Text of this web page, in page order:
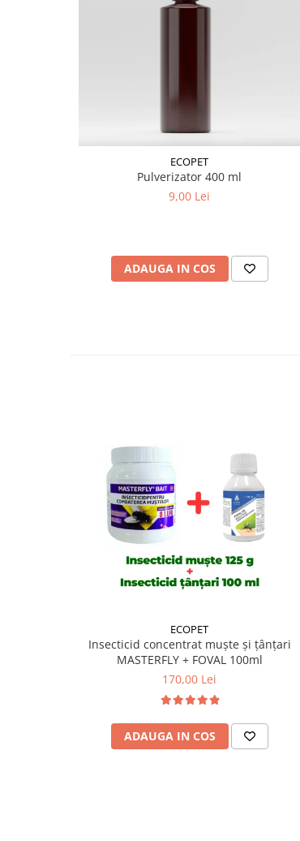
ECOPET
Pulverizator 400 ml
9,00 Lei
ADAUGA IN COS
ECOPET
Insecticid concentrat muște și țânțari
MASTERFLY + FOVAL 100ml
170,00 Lei
ADAUGA IN COS